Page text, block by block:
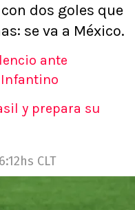
dos goles que
se va a México.
ante
y prepara su
CLT